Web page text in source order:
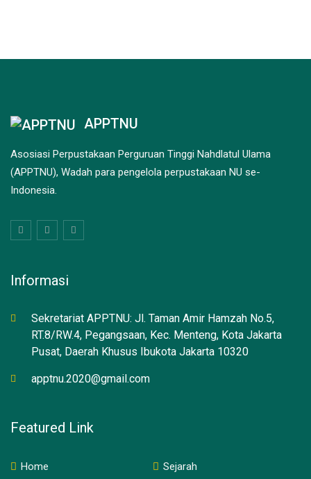
APPTNU
Asosiasi Perpustakaan Perguruan Tinggi Nahdlatul Ulama
(APPTNU), Wadah para pengelola perpustakaan NU se-
Indonesia.
Informasi
Sekretariat APPTNU: Jl. Taman Amir Hamzah No.5,
RT.8/RW.4, Pegangsaan, Kec. Menteng, Kota Jakarta
Pusat, Daerah Khusus Ibukota Jakarta 10320
apptnu.2020@gmail.com
Featured Link
Home Sejarah